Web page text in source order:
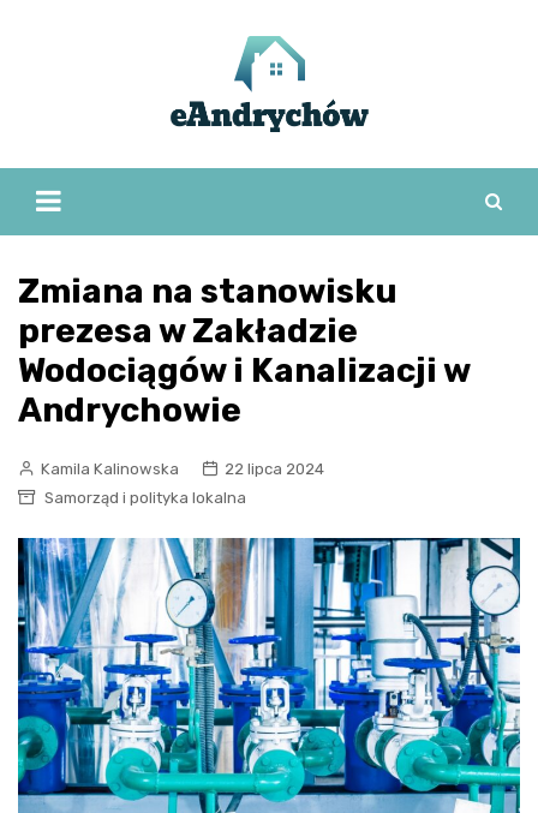
Zmiana na stanowisku
prezesa w Zakładzie
Wodociągów i Kanalizacji w
Andrychowie
Kamila Kalinowska
22 lipca 2024
Samorząd i polityka lokalna